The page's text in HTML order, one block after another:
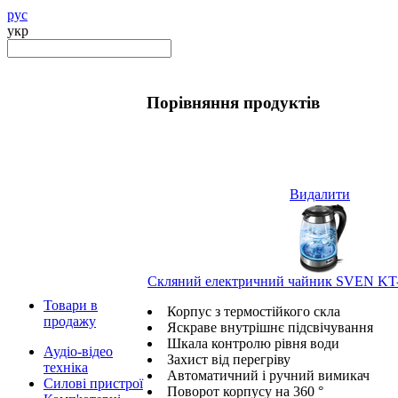
рус
укр
Товари в
продажу
Аудіо-відео
техніка
Силові пристрої
Порівняння продуктів
Видалити
Скляний електричний чайник SVEN
Корпус з термостійкого скла
Яскраве внутрішнє підсвічування
Шкала контролю рівня води
Захист від перегріву
Автоматичний і ручний вимикач
Поворот корпусу на 360 °